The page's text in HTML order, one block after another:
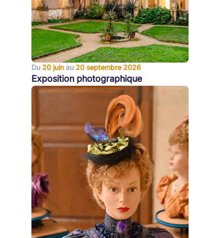
Du 20 juin au 20 septembre 2026
Exposition photographique